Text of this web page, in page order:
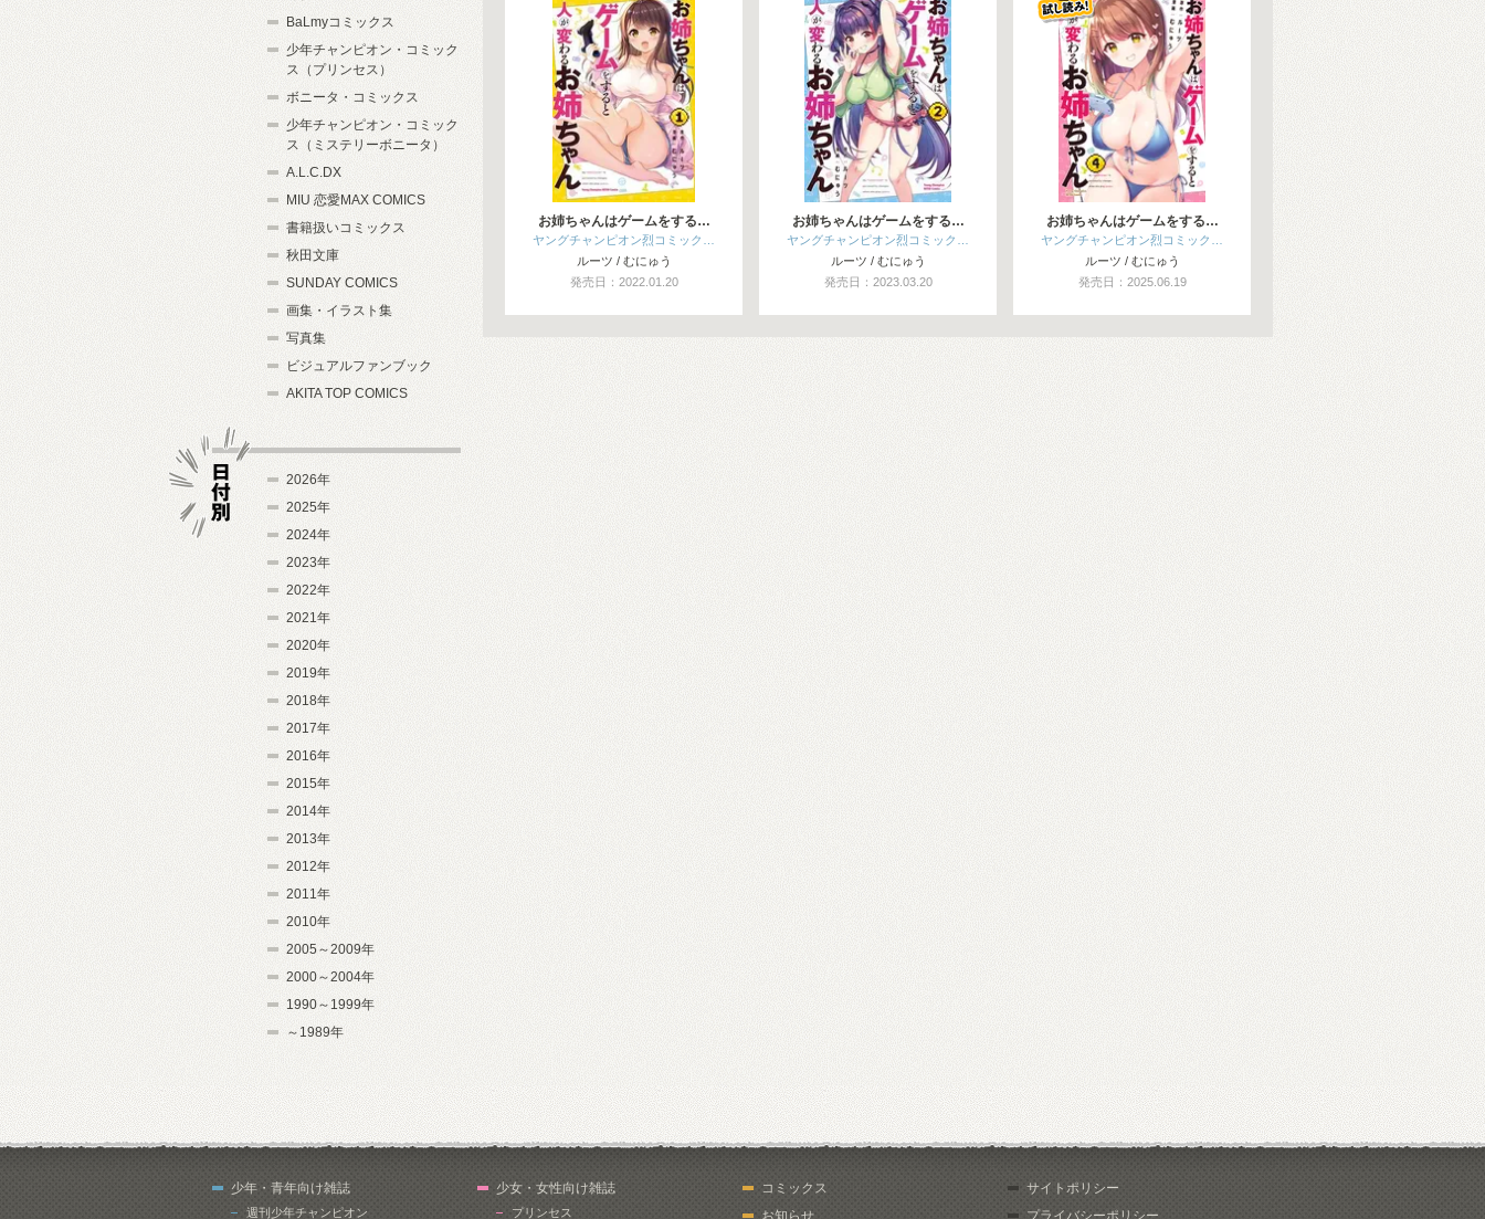
お姉ちゃんはゲームをする…
ヤングチャンピオン烈コミック…
ルーツ / むにゅう
発売日：2022.01.20
お姉ちゃんはゲームをする…
ヤングチャンピオン烈コミック…
ルーツ / むにゅう
発売日：2023.03.20
お姉ちゃんはゲームをする…
ヤングチャンピオン烈コミック…
ルーツ / むにゅう
発売日：2025.06.19
BaLmyコミックス
少年チャンピオン・コミック
ス（プリンセス）
ボニータ・コミックス
少年チャンピオン・コミック
ス（ミステリーボニータ）
A.L.C.DX
MIU 恋愛MAX COMICS
書籍扱いコミックス
秋田文庫
SUNDAY COMICS
画集・イラスト集
写真集
ビジュアルファンブック
AKITA TOP COMICS
2026年
2025年
2024年
2023年
2022年
2021年
2020年
2019年
2018年
2017年
2016年
2015年
2014年
2013年
2012年
2011年
2010年
2005～2009年
2000～2004年
1990～1999年
～1989年
少年・青年向け雑誌
週刊少年チャンピオン
少女・女性向け雑誌
プリンセス
コミックス
お知らせ
サイトポリシー
プライバシーポリシー